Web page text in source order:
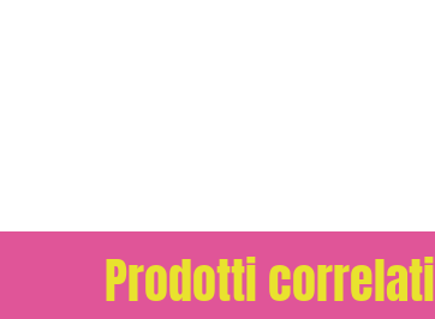
Prodotti correlati